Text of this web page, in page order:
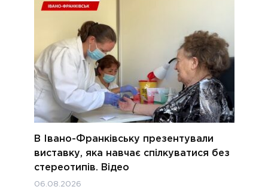
В Івано-Франківську презентували
виставку, яка навчає спілкуватися без
стереотипів. Відео
06.08.2026